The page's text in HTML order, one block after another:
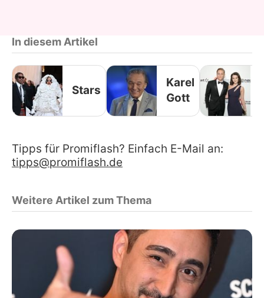
In diesem Artikel
Stars
Karel
Gott
Tipps für Promiflash? Einfach E-Mail an:
tipps@promiflash.de
Weitere Artikel zum Thema